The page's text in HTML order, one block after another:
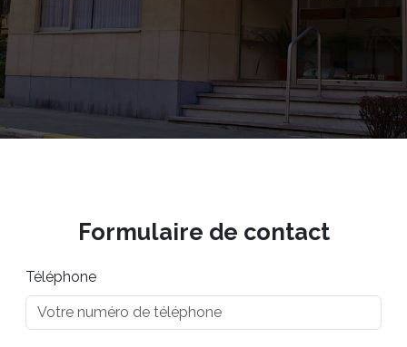
Formulaire de contact
Téléphone